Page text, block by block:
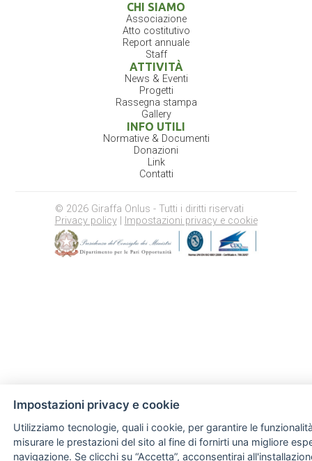
CHI SIAMO
Associazione
Atto costitutivo
Report annuale
Staff
ATTIVITÀ
News & Eventi
Progetti
Rassegna stampa
Gallery
INFO UTILI
Normative & Documenti
Donazioni
Link
Contatti
© 2026 Giraffa Onlus - Tutti i diritti riservati
Privacy policy| Impostazioni privacy e cookie
Impostazioni privacy e cookie
Utilizziamo tecnologie, quali i cookie, per garantire le
misurare le prestazioni del sito al fine di fornirti una migliore
navigazione. Se clicchi su “Accetta”, acconsentirai